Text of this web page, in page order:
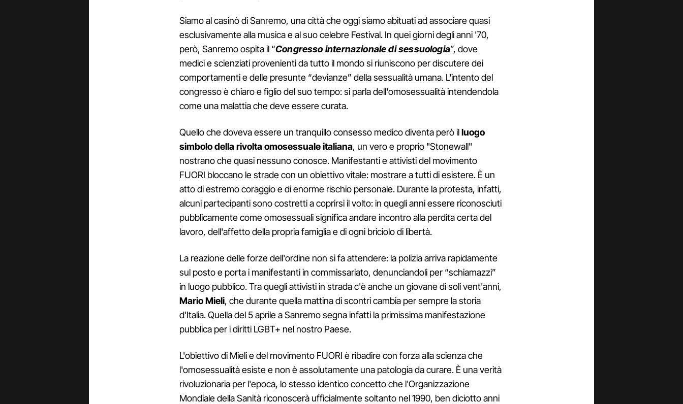
Siamo al casinò di Sanremo, una città che oggi siamo abituati ad associare quasi
esclusivamente alla musica e al suo celebre Festival. In quei giorni degli anni '70,
però, Sanremo ospita il “Congresso internazionale di sessuologia”, dove
medici e scienziati provenienti da tutto il mondo si riuniscono per discutere dei
comportamenti e delle presunte “devianze” della sessualità umana. L'intento del
congresso è chiaro e figlio del suo tempo: si parla dell'omosessualità intendendola
come una malattia che deve essere curata.
Quello che doveva essere un tranquillo consesso medico diventa però illuogo
simbolo della rivolta omosessuale italiana, un vero e proprio "Stonewall"
nostrano che quasi nessuno conosce. Manifestanti e attivisti del movimento
FUORI bloccano le strade con un obiettivo vitale: mostrare a tutti di esistere. È un
atto di estremo coraggio e di enorme rischio personale. Durante la protesta, infatti,
alcuni partecipanti sono costretti a coprirsi il volto: in quegli anni essere riconosciuti
pubblicamente come omosessuali significa andare incontro alla perdita certa del
lavoro, dell'affetto della propria famiglia e di ogni briciolo di libertà.
La reazione delle forze dell'ordine non si fa attendere: la polizia arriva rapidamente
sul posto e porta i manifestanti in commissariato, denunciandoli per “schiamazzi”
in luogo pubblico. Tra quegli attivisti in strada c'è anche un giovane di soli vent'anni,
Mario Mieli, che durante quella mattina di scontri cambia per sempre la storia
d'Italia. Quella del 5 aprile a Sanremo segna infatti la primissima manifestazione
pubblica per i diritti LGBT+ nel nostro Paese.
L'obiettivo di Mieli e del movimento FUORI è ribadire con forza alla scienza che
l'omosessualità esiste e non è assolutamente una patologia da curare. È una verità
rivoluzionaria per l'epoca, lo stesso identico concetto che l'Organizzazione
Mondiale della Sanità riconoscerà ufficialmente soltanto nel 1990, ben diciotto anni